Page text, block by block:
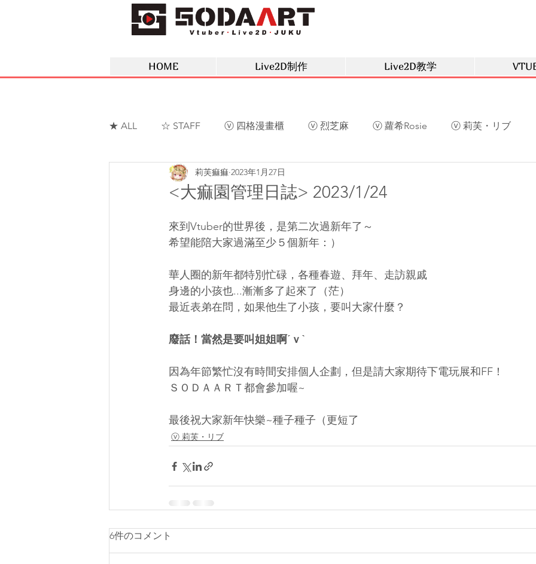
HOME Live2D制作 Live2D教学
★ ALL ☆ STAFF ⓥ 四格漫畫櫃 ⓥ 烈芝麻 ⓥ 蘿希Rosie ⓥ 莉芙・リブ
ⓥ 蘇菲蕥Sofia ⓥ 夢野薰草
<大痲園管理日誌> 2023/1/24
莉芙痲痲 2023年1月27日
來到Vtuber的世界後，是第二次過新年了～
希望能陪大家過滿至少５個新年：）
華人圈的新年都特別忙碌，各種春遊、拜年、走訪親戚
身邊的小孩也...漸漸多了起來了（茫）
最近表弟在問，如果他生了小孩，要叫大家什麼？
廢話！當然是要叫姐姐啊ˊｖˋ
因為年節繁忙沒有時間安排個人企劃，但是請大家期待下電玩展和FF！
ＳＯＤＡＡＲＴ都會參加喔~
最後祝大家新年快樂~種子種子（更短了
ⓥ 莉芙・リブ
6件のコメント